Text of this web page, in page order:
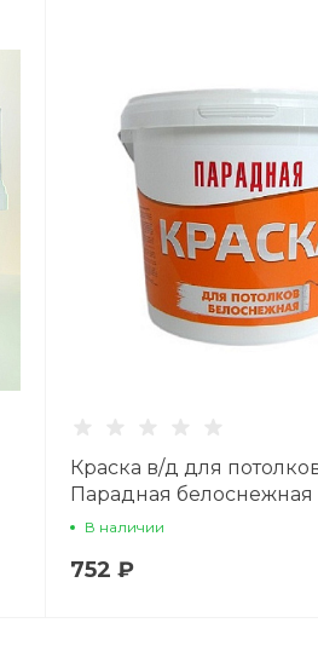
Краска в/д для
Парадная белоснежная
В наличии
752 ₽